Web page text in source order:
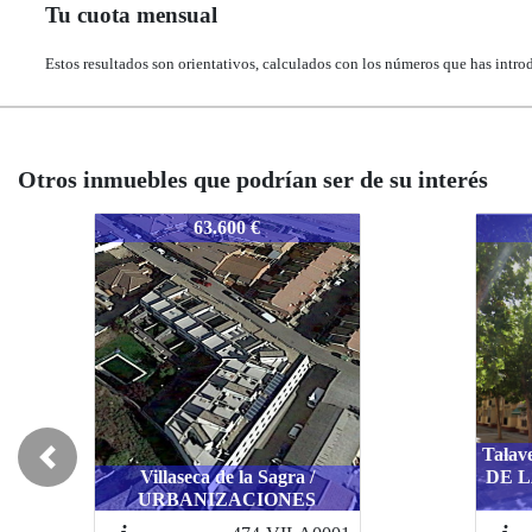
Tu cuota mensual
Estos resultados son orientativos, calculados con los números que has
Otros inmuebles que podrían ser de su interés
2216-TOVETA
59.700 €
Talavera de la Reina / CERCA
DE LA ESCUELA DE ARTE
DE TALAVERA
2216-TOVETA
59.700 €
Talavera de la Reina / CERCA
DE LA ESCUELA DE ARTE
DE TALAVERA
Previous